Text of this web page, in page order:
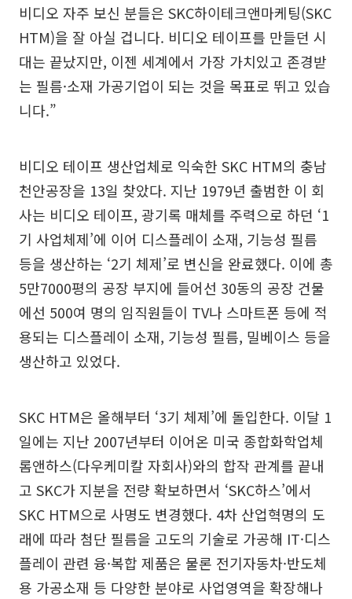
비디오 자주 보신 분들은 SKC하이테크앤마케팅(SKC
HTM)을 잘 아실 겁니다. 비디오 테이프를 만들던 시
대는 끝났지만, 이젠 세계에서 가장 가치있고 존경받
는 필름·소재 가공기업이 되는 것을 목표로 뛰고 있습
니다.”
비디오 테이프 생산업체로 익숙한 SKC HTM의 충남
천안공장을 13일 찾았다. 지난 1979년 출범한 이 회
사는 비디오 테이프, 광기록 매체를 주력으로 하던 ‘1
기 사업체제’에 이어 디스플레이 소재, 기능성 필름
등을 생산하는 ‘2기 체제’로 변신을 완료했다. 이에 총
5만7000평의 공장 부지에 들어선 30동의 공장 건물
에선 500여 명의 임직원들이 TV나 스마트폰 등에 적
용되는 디스플레이 소재, 기능성 필름, 밀베이스 등을
생산하고 있었다.
SKC HTM은 올해부터 ‘3기 체제’에 돌입한다. 이달 1
일에는 지난 2007년부터 이어온 미국 종합화학업체
롬앤하스(다우케미칼 자회사)와의 합작 관계를 끝내
고 SKC가 지분을 전량 확보하면서 ‘SKC하스’에서
SKC HTM으로 사명도 변경했다. 4차 산업혁명의 도
래에 따라 첨단 필름을 고도의 기술로 가공해 IT·디스
플레이 관련 융·복합 제품은 물론 전기자동차·반도체
용 가공소재 등 다양한 분야로 사업영역을 확장해나